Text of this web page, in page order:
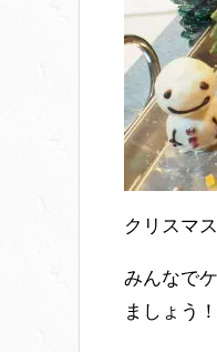
クリスマ
みんなで
ましょう